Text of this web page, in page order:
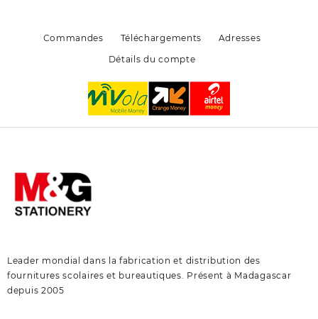
page
produit
Commandes Téléchargements
Adresses
Détails du compte
Leader mondial dans la fabrication et distribution des
fournitures scolaires et bureautiques. Présent à Madagascar
depuis 2005